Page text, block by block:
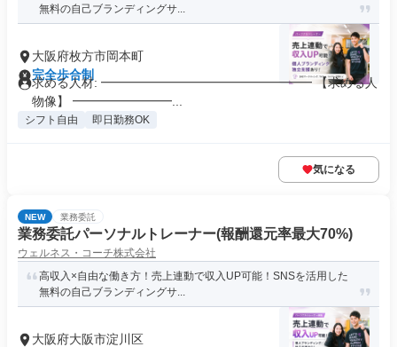
無料の自己ブランディングサ...
大阪府枚方市岡本町
完全歩合制
求める人材: ━━━━━━━━━━━━━━━━━ 【求める人
物像】 ━━━━━━━━...
シフト自由 即日勤務OK
気になる
NEW 業務委託
業務委託パーソナルトレーナー(報酬還元率最大70%)
ウェルネス・コーチ株式会社
高収入×自由な働き方！売上連動で収入UP可能！SNSを活用した
無料の自己ブランディングサ...
大阪府大阪市淀川区